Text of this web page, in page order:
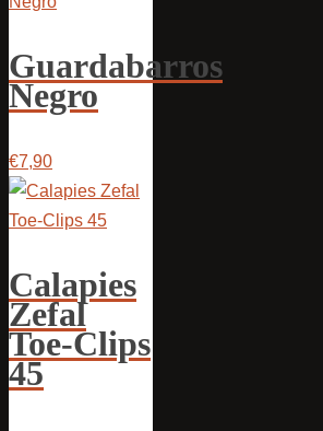
Guardabarros
Negro
€7,90
Calapies
Zefal
Toe-Clips
45